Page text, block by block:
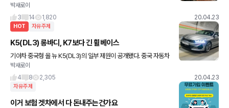
니발 내부. 지금까지 카니발에는 4인승 모델이 없어 일반 모델 출고
박새로이
3
14 1,820 20.04.23
HOT 자유주제
K5(DL3) 롱바디, K7보다 긴 휠베이스
기아차 중국형 올 뉴 K5(DL3)의 일부 제원이 공개됐다. 중국 자동차
전문매체 오토홈에 따르면 중국형 K5는 국내 모델 대비 전장 75m
m, 휠베이스는 50mm 길어졌다. 또한 실내외 디자인과
박새로이
4
8 2,305 20.04.23
자유주제
이거 보험 겟차에서 다 돈내주는건가요